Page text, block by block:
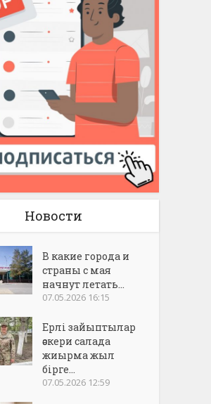
Новости
В какие города и
страны с мая
начнут летать...
07.05.2026 16:15
Ерлі зайыптылар
әскери салада
жиырма жыл
бірге...
07.05.2026 12:59